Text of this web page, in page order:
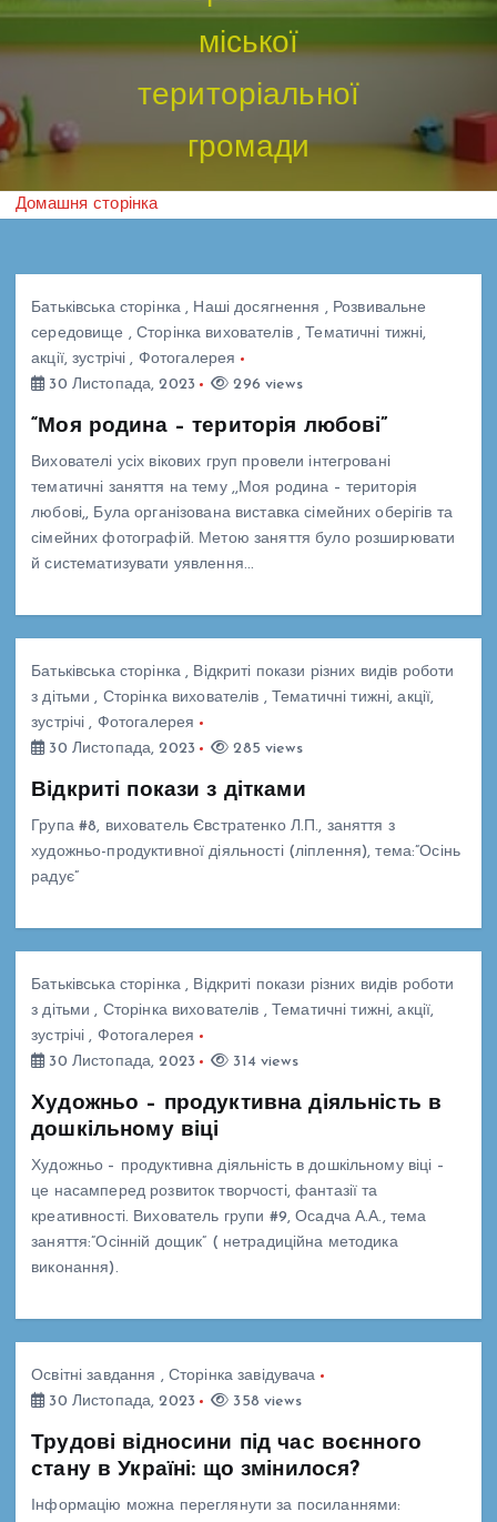
міської
територіальної
громади
Домашня сторінка
Батьківська сторінка, Наші досягнення , Розвивальне
середовище ,Сторінка вихователів, Тематичні тижні,
акції, зустрічі , Фотогалерея
30 Листопада, 2023
296 views
“Моя родина – територія любові”
Вихователі усіх вікових груп провели інтегровані
тематичні заняття на тему ,,Моя родина – територія
любові,, Була організована виставка сімейних оберігів та
сімейних фотографій. Метою заняття було розширювати
й систематизувати уявлення…
Батьківська сторінка, Відкриті покази різних видів роботи
з дітьми , Сторінка вихователів , Тематичні тижні, акції,
зустрічі , Фотогалерея
30 Листопада, 2023
285 views
Відкриті покази з дітками
Група #8, вихователь Євстратенко Л.П., заняття з
художньо-продуктивної діяльності (ліплення), тема:”Осінь
радує”
Батьківська сторінка, Відкриті покази різних видів роботи
з дітьми , Сторінка вихователів , Тематичні тижні, акції,
зустрічі , Фотогалерея
30 Листопада, 2023
314 views
Художньо – продуктивна діяльність в
дошкільному віці
Художньо – продуктивна діяльність в дошкільному віці –
це насамперед розвиток творчості, фантазії та
креативності. Вихователь групи #9, Осадча А.А., тема
заняття:”Осінній дощик” ( нетрадиційна методика
виконання).
Освітні завдання , Сторінка завідувача
30 Листопада, 2023
358 views
Трудові відносини під час воєнного
стану в Україні: що змінилося?
Інформацію можна переглянути за посиланнями: